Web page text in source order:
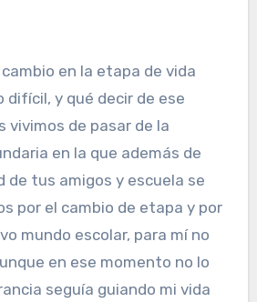
en la etapa de vida
difícil, y qué decir de ese
vivimos de pasar de la
en la que además de
de tus amigos y escuela se
por el cambio de etapa y por
mundo escolar, para mí no
en ese momento no lo
seguía guiando mi vida